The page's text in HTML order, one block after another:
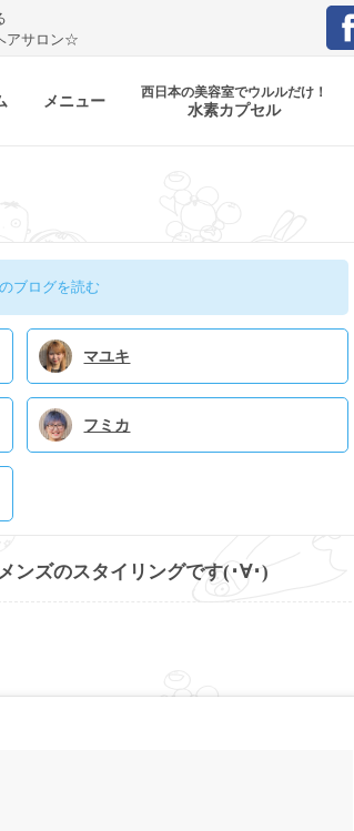
アサロン☆
メニュー 西日本の美容室でウルルだけ！
水素カプセル
ブログを読む
マユキ
フミカ
ンズのスタイリングです(･∀･)